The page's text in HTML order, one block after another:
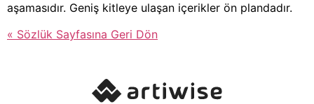
aşamasıdır. Geniş kitleye ulaşan içerikler ön plandadır.
« Sözlük Sayfasına Geri Dön